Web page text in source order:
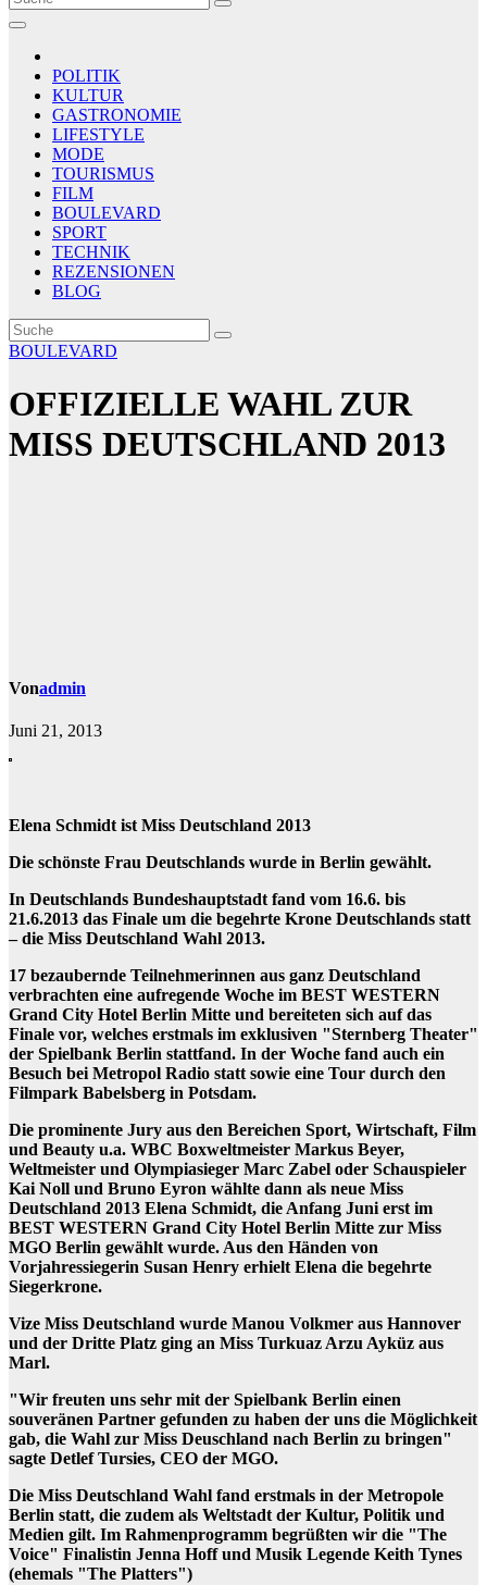
Le Matin
AGENCE DE PRESSE
POLITIK
KULTUR
GASTRONOMIE
LIFESTYLE
MODE
TOURISMUS
FILM
BOULEVARD
SPORT
TECHNIK
REZENSIONEN
BLOG
BOULEVARD
OFFIZIELLE WAHL ZUR
MISS DEUTSCHLAND 2013
Vonadmin
Juni 21, 2013
Elena Schmidt ist Miss Deutschland 2013
Die schönste Frau Deutschlands wurde in Berlin gewählt.
In Deutschlands Bundeshauptstadt fand vom 16.6. bis
21.6.2013 das Finale um die begehrte Krone Deutschlands statt
– die Miss Deutschland Wahl 2013.
17 bezaubernde Teilnehmerinnen aus ganz Deutschland
verbrachten eine aufregende Woche im BEST WESTERN
Grand City Hotel Berlin Mitte und bereiteten sich auf das
Finale vor, welches erstmals im exklusiven "Sternberg Theater"
der Spielbank Berlin stattfand. In der Woche fand auch ein
Besuch bei Metropol Radio statt sowie eine Tour durch den
Filmpark Babelsberg in Potsdam.
Die prominente Jury aus den Bereichen Sport, Wirtschaft, Film
und Beauty u.a. WBC Boxweltmeister Markus Beyer,
Weltmeister und Olympiasieger Marc Zabel oder Schauspieler
Kai Noll und Bruno Eyron wählte dann als neue Miss
Deutschland 2013 Elena Schmidt, die Anfang Juni erst im
BEST WESTERN Grand City Hotel Berlin Mitte zur Miss
MGO Berlin gewählt wurde. Aus den Händen von
Vorjahressiegerin Susan Henry erhielt Elena die begehrte
Siegerkrone.
Vize Miss Deutschland wurde Manou Volkmer aus Hannover
und der Dritte Platz ging an Miss Turkuaz Arzu Ayküz aus
Marl.
"Wir freuten uns sehr mit der Spielbank Berlin einen
souveränen Partner gefunden zu haben der uns die Möglichkeit
gab, die Wahl zur Miss Deuschland nach Berlin zu bringen"
sagte Detlef Tursies, CEO der MGO.
Die Miss Deutschland Wahl fand erstmals in der Metropole
Berlin statt, die zudem als Weltstadt der Kultur, Politik und
Medien gilt. Im Rahmenprogramm begrüßten wir die "The
Voice" Finalistin Jenna Hoff und Musik Legende Keith Tynes
(ehemals "The Platters")